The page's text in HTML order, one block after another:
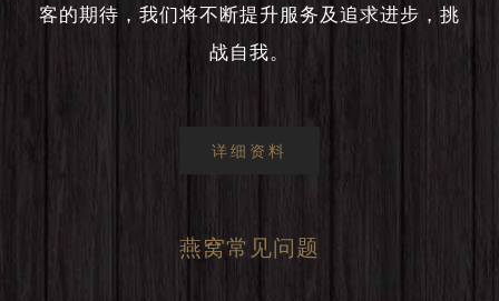
客的期待，我们将不断提升服务及追求进步，挑
战自我。
详细资料
燕窝常见问题